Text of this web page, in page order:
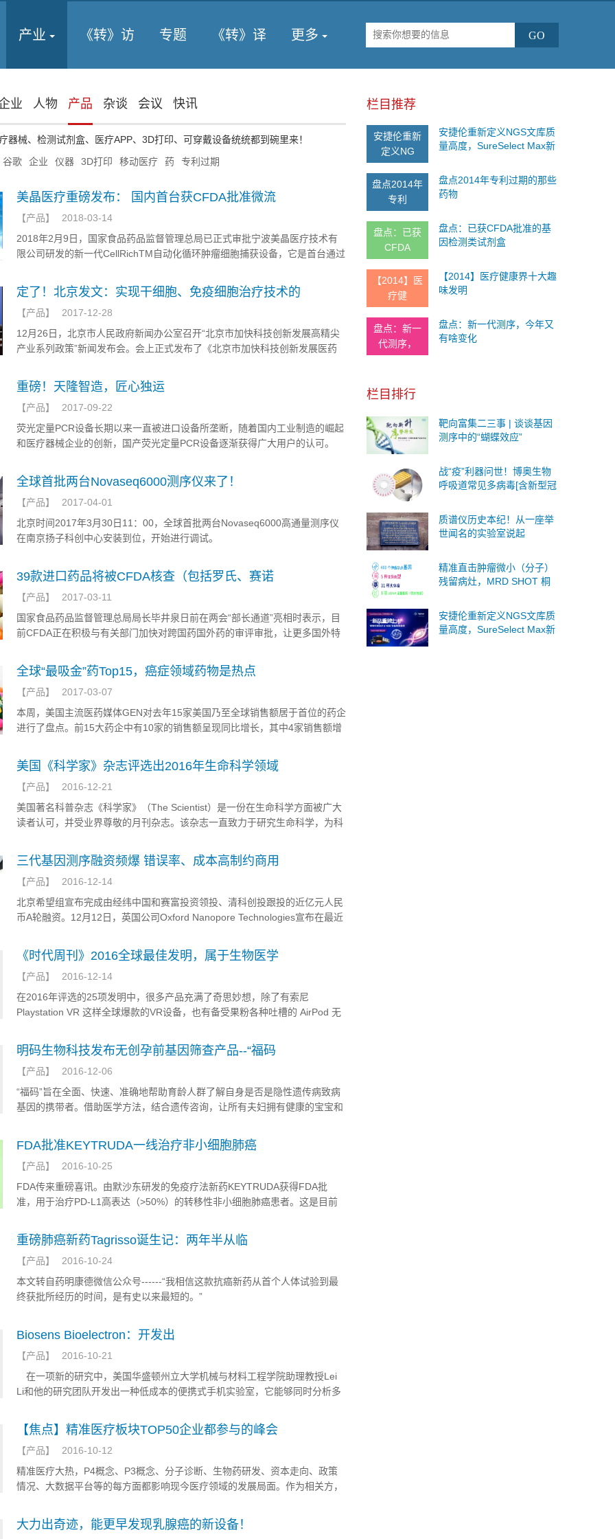
产业 《转》访 专题 《转》译 更多
业 人物 产品 杂谈 会议 快讯
器械、检测试剂盒、医疗APP、3D打印、可穿戴设备统统都到碗里来！
谷歌
企业 仪器 3D打印 移动医疗 药 专利过期
美晶医疗重磅发布： 国内首台获CFDA批准微流
【产品】
2018-03-14
2018年2月9日，国家食品药品监督管理总局已正式审批宁波美晶医疗技术有
限公司研发的新一代CellRichTM自动化循环肿瘤细胞捕获设备，它是首台通过
筛选设备，可使外周血中的肿瘤细胞被精准捕获。
定了！北京发文：实现干细胞、免疫细胞治疗技术的
【产品】
2017-12-28
12月26日，北京市人民政府新闻办公室召开“北京市加快科技创新发展高精尖
产业系列政策”新闻发布会。会上正式发布了《北京市加快科技创新发展医药
强的研发机构、具备先进生产条件的企业建立联合体，实现免疫细胞治疗、干
细胞与再生技术、基因治疗技术的突破，开发治疗重大疾病的细胞产品。
重磅！天隆智造，匠心独运
【产品】
2017-09-22
荧光定量PCR设备长期以来一直被进口设备所垄断，随着国内工业制造的崛起
和医疗器械企业的创新，国产荧光定量PCR设备逐渐获得广大用户的认可。
全球首批两台Novaseq6000测序仪来了！
【产品】
2017-04-01
北京时间2017年3月30日11：00，全球首批两台Novaseq6000高通量测序仪
在南京扬子科创中心安装到位，开始进行调试。
39款进口药品将被CFDA核查（包括罗氏、赛诺
【产品】
2017-03-11
国家食品药品监督管理总局局长毕井泉日前在两会“部长通道”亮相时表示，目
前CFDA正在积极与有关部门加快对跨国药国外药的审评审批，让更多国外特
全球“最吸金”药Top15，癌症领域药物是热点
【产品】
2017-03-07
本周，美国主流医药媒体GEN对去年15家美国乃至全球销售额居于首位的药企
进行了盘点。前15大药企中有10家的销售额呈现同比增长，其中4家销售额增
美国《科学家》杂志评选出2016年生命科学领域
【产品】
2016-12-21
美国著名科普杂志《科学家》（The Scientist）是一份在生命科学方面被广大
读者认可，并受业界尊敬的月刊杂志。该杂志一直致力于研究生命科学，为科
志都会颁发生命科学相关的十大创新产品奖项。
三代基因测序融资频爆 错误率、成本高制约商用
【产品】
2016-12-14
北京希望组宣布完成由经纬中国和赛富投资领投、清科创投跟投的近亿元人民
币A轮融资。12月12日，英国公司Oxford Nanopore Technologies宣布在最近
《时代周刊》2016全球最佳发明，属于生物医学
【产品】
2016-12-14
在2016年评选的25项发明中，很多产品充满了奇思妙想，除了有索尼
Playstation VR 这样全球爆款的VR设备，也有备受果粉各种吐槽的 AirPod 无
家们的不懈努力，而且也从侧面反映出科技正在改变人们的生活。那么，在这
25项最佳发明中哪些与生物医学领域息息相关了，下面小编整理了一些分享给
各位小伙伴们，大家都来一睹为快吧！
明码生物科技发布无创孕前基因筛查产品--“福码
【产品】
2016-12-06
“福码”旨在全面、快速、准确地帮助育龄人群了解自身是否是隐性遗传病致病
基因的携带者。借助医学方法，结合遗传咨询，让所有夫妇拥有健康的宝宝和
FDA批准KEYTRUDA一线治疗非小细胞肺癌
【产品】
2016-10-25
FDA传来重磅喜讯。由默沙东研发的免疫疗法新药KEYTRUDA获得FDA批
准，用于治疗PD-L1高表达（>50%）的转移性非小细胞肺癌患者。这是目前
上周在膀胱癌3期临床试验取得优异成绩后，短短几天内斩获的又一成就。
重磅肺癌新药Tagrisso诞生记：两年半从临
【产品】
2016-10-24
本文转自药明康德微信公众号------“我相信这款抗癌新药从首个人体试验到最
终获批所经历的时间，是有史以来最短的。”
Biosens Bioelectron：开发出
【产品】
2016-10-21
在一项新的研究中，美国华盛顿州立大学机械与材料工程学院助理教授Lei
Li和他的研究团队开发出一种低成本的便携式手机实验室，它能够同时分析多
将发表在2017年1月15日那期Biosensors and Bioelectronics期刊上，论文标
题为“A multichannel smartphone optical biosensor for high-throughput
point-of-care diagnostics”。
【焦点】精准医疗板块TOP50企业都参与的峰会
【产品】
2016-10-12
精准医疗大热，P4概念、P3概念、分子诊断、生物药研发、资本走向、政策
情况、大数据平台等的每方面都影响现今医疗领域的发展局面。作为相关方，
国际精准医疗大会，邀您一同学习进步，赶上未来医疗的；蓝海市场，成为未
来医疗的弄潮儿。
大力出奇迹，能更早发现乳腺癌的新设备！
栏目推荐
安捷伦重新
定义NG
安捷伦重新定义NGS文库质
量高度，SureSelect Max新
用！
盘点2014年
专利
盘点2014年专利过期的那些
药物
盘点：已获
CFDA
盘点：已获CFDA批准的基
因检测类试剂盒
【2014】医
疗健
【2014】医疗健康界十大趣
味发明
盘点：新一
代测序，
盘点：新一代测序，今年又
有啥变化
栏目排行
靶向富集二三事 | 谈谈基因
测序中的“蝴蝶效应”
战“疫”利器问世！博奥生物
呼吸道常见多病毒[含新型冠
芯片获国家药监局应急审批
批准！
质谱仪历史本纪！从一座举
世闻名的实验室说起
精准直击肿瘤微小（分子）
残留病灶，MRD SHOT 桐
PANEL
安捷伦重新定义NGS文库质
量高度，SureSelect Max新